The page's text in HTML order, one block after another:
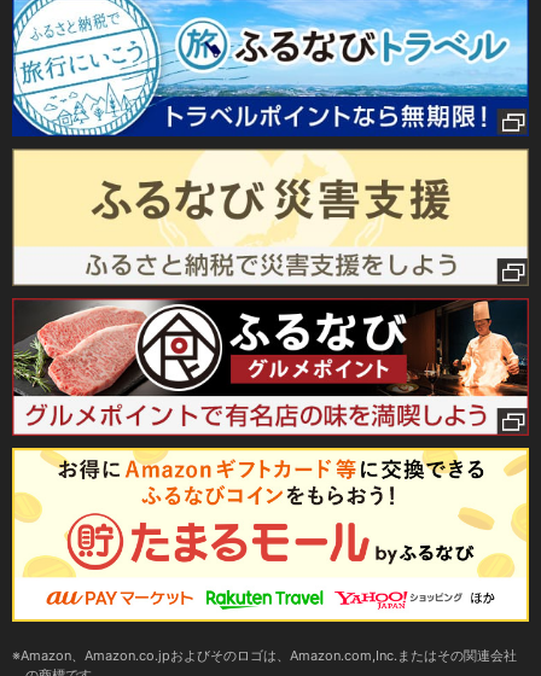
Amazon、Amazon.co.jpおよびそのロゴは、Amazon.com,Inc.またはその関連会社